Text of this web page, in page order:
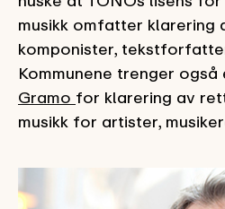
musikk omfatter
komponister,
Kommunene trenger også
Gramo for klarering av
musikk for artister,